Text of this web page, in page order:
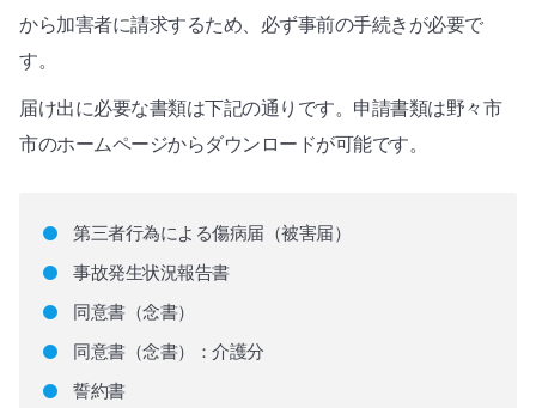
から加害者に請求するため、必ず事前の手続きが必要で
す。
届け出に必要な書類は下記の通りです。申請書類は野々市
市のホームページからダウンロードが可能です。
第三者行為による傷病届（被害届）
事故発生状況報告書
同意書（念書）
同意書（念書）：介護分
誓約書